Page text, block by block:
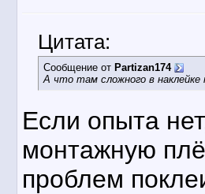
Цитата:
Сообщение от Partizan174
А что там сложного в
Если опыта
монтажную
проблем